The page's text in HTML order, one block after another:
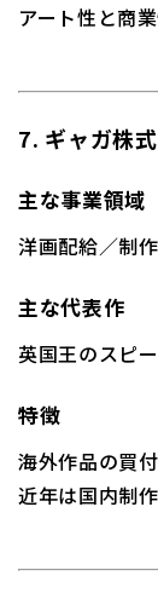
アート性と商
7. ギャガ株
主な事業領域
洋画配給／制作
主な代表作
英国王のスピ
特徴
海外作品の買
近年は国内制